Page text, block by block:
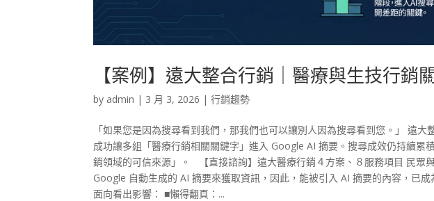
【案例】遠大整合行銷｜醫療與生技行銷
by admin | 3 月 3, 2026 |行銷趨勢
「如果您是因為搜尋看到我們，那我們也可以讓別人因為搜尋看到您。」 遠
成功讓多組「醫療行銷相關關鍵字」進入 Google AI 摘要。搜尋成效仍持續累
銷領域的可信來源」。 【直接諮詢】遠大醫療行銷４方案、８服務項目 民眾
Google 自動生成的 AI 摘要來獲取資訊，因此，能被引入 AI 摘要的內容，已
面向看出影響： ■懶得翻頁：...